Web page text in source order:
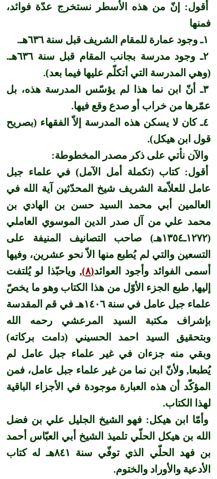
أقول: إنّ من هذه الأسطر نستخرج عدّة فوائد،
فمنها
١ـ وجود عمارة للمقام الشريف قبل سنة ٦٣٦هـ.
٢ـ وجود مدرسة بجانب المقام قبل سنة ٦٣٦هـ.
(وهي المدرسة التي أتكلّم عليها فيما بعد).
٣ـ أنّ ابن نما هذا لم يؤسّس المدرسة هذه، بل
عمّرها من خراب أو صدع وقع فيها.
٤ـ كان لا يسكن هذه المدرسة إلاّ الفقهاء (بصريح
قول ابن هيكل).
والآن نأتي على ذكر مصدر المخطوطة:
أقول: كتاب (تكملة أمل الآمل) في علماء جبل
عامل للعلاّمة الشريف شيخ المحدّثين آية الله في
العالمين أبي محمد السيد حسن بن الهادي بن
محمد علي من آل صدر الدين الموسوي العاملي
(١٢٧٢ـ١٣٥٤هـ) صاحب التصانيف المنيفة على
التسعين والتي لم يُطبع منها الاّ نحو عشرين، وفيها
أسمى الفوائد وأجود العوائد(٨)
, وياحبّذا لو يُلتفت
إليها, طبع الجزء الأوّل من هذا الكتاب وهو ما يخصّ
علماء جبل عامل في سنة ١٤٠٦هـ في قم المقدسة
بإشراف مكتبة السيد المرعشي رحمه الله
وبتحقيق السيد احمد الحسيني (دامت بركاته)
وبقي منه جزءان في غير علماء جبل عامل لم
يُطبعا, ولأنّ ابن نما من غير علماء جبل عامل، فمن
المؤكّد أن هذه العبارة موجودة في الأجزاء الباقية
لهذا الكتاب.
وأمّا ابن هيكل: فهو الشيخ الجليل علي بن فضل
الله بن هيكل الحلّي تلميذ الشيخ أبي العبّاس أحمد
بن فهد الحلّي الذي توفّي سنة ٨٤١هـ له كتاب
الأدعية والأوراد والختوم.